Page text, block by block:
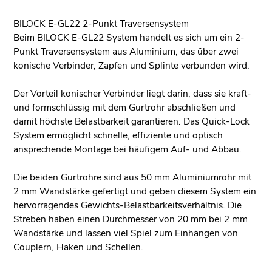
BILOCK E-GL22 2-Punkt Traversensystem
Beim BILOCK E-GL22 System handelt es sich um ein 2-
Punkt Traversensystem aus Aluminium, das über zwei
konische Verbinder, Zapfen und Splinte verbunden wird.
Der Vorteil konischer Verbinder liegt darin, dass sie kraft-
und formschlüssig mit dem Gurtrohr abschließen und
damit höchste Belastbarkeit garantieren. Das Quick-Lock
System ermöglicht schnelle, effiziente und optisch
ansprechende Montage bei häufigem Auf- und Abbau.
Die beiden Gurtrohre sind aus 50 mm Aluminiumrohr mit
2 mm Wandstärke gefertigt und geben diesem System ein
hervorragendes Gewichts-Belastbarkeitsverhältnis. Die
Streben haben einen Durchmesser von 20 mm bei 2 mm
Wandstärke und lassen viel Spiel zum Einhängen von
Couplern, Haken und Schellen.